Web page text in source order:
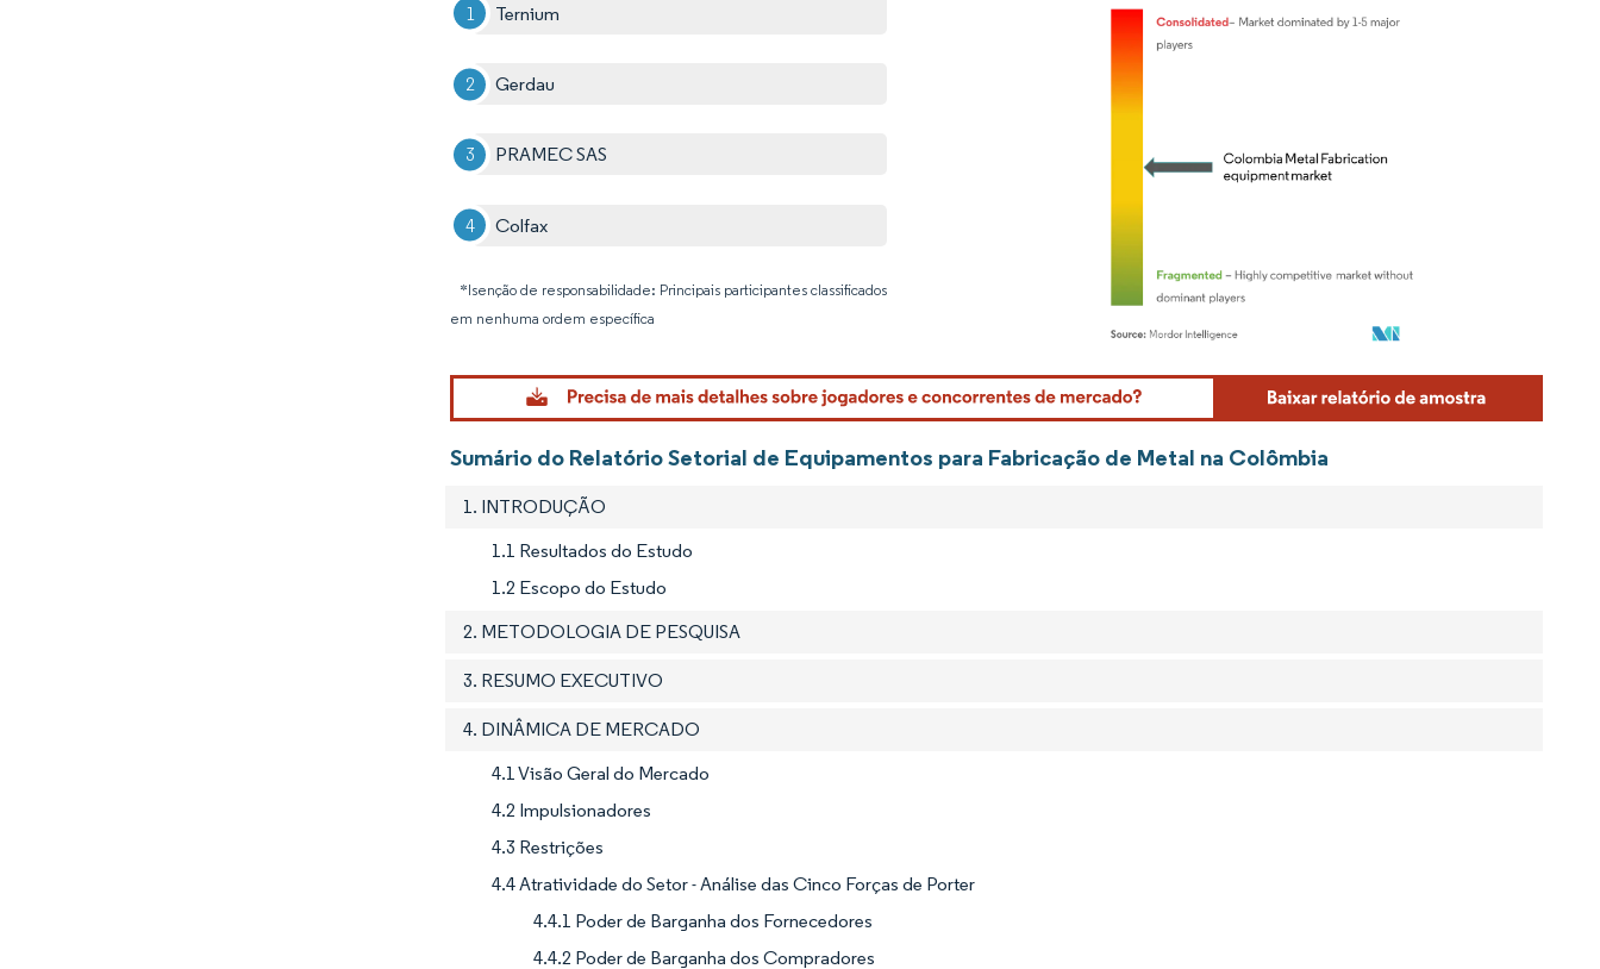
Ternium
Gerdau
PRAMEC SAS
Colfax
*Isenção de responsabilidade: Principais participantes classificados
em nenhuma ordem específica
Imagem © Mordor Intelligence. O reuso requer atribuição conforme CC BY 4.0.
Sumário do Relatório Setorial de Equipamentos para Fabricação de Metal na Colômbia
1. INTRODUÇÃO
1.1 Resultados do Estudo
1.2 Escopo do Estudo
2. METODOLOGIA DE PESQUISA
3. RESUMO EXECUTIVO
4. DINÂMICA DE MERCADO
4.1 Visão Geral do Mercado
4.2 Impulsionadores
4.3 Restrições
4.4 Atratividade do Setor - Análise das Cinco Forças de Porter
4.4.1 Poder de Barganha dos Fornecedores
4.4.2 Poder de Barganha dos Compradores